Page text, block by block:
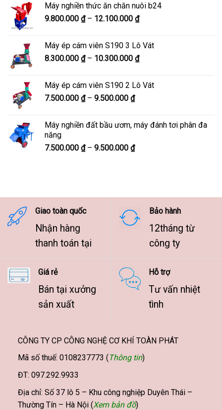
5.900.000 ₫
đến
Máy nghiền thức ăn chăn nuôi b24
9.800.000 ₫ – 12.100.000 ₫Khoảng
9.800.000 ₫
đến
Máy ép cám viên S190 3 Lô Vát
8.300.000 ₫ – 10.300.000 ₫Khoảng
8.300.000 ₫
Máy ép cám viên S190 2 Lô Vát
7.500.000 ₫ – 9.500.000 ₫Khoảng
7.500.000 ₫
9.500.000 ₫
Máy nghiền đất bầu ươm, máy đánh tơi phân đa
năng
7.500.000 ₫ – 9.500.000 ₫Khoảng
9.500.000 ₫
Giao toàn quốc
Nhận hàng
thanh toán tại
Bảo hành
12tháng từ
công ty
Giá rẻ
Bán tại xưởng
sản xuất
Hỗ trợ
Tư vấn nhiệt
tình
CÔNG TY CP CÔNG NGHỆ CƠ KHÍ TOÀN PHÁT
Mã số thuế: 0108237773 ( Thông tin)
ĐT: 097.292.9933
Địa chỉ: Số 37 lô 5 – Khu công nghiệp Duyên Thái –
Thường Tín – Hà Nội (Xem bản đồ)